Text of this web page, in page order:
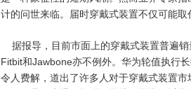
计的问世来临。届时穿戴式装置不仅可能
据报导，目前市面上的穿戴式装置普遍
Fitbit和Jawbone亦不例外。华为轮值执行
令人费解，道出了许多人对于穿戴式装置